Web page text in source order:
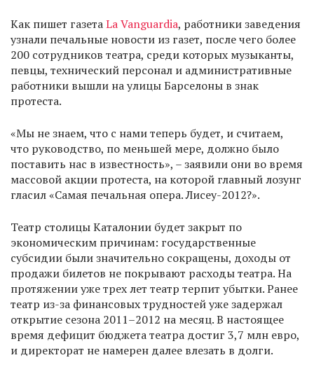
Как пишет газетаLa Vanguardia, работники заведения
узнали печальные новости из газет, после чего более
200 сотрудников театра, среди которых музыканты,
певцы, технический персонал и административные
работники вышли на улицы Барселоны в знак
протеста.
«Мы не знаем, что с нами теперь будет, и считаем,
что руководство, по меньшей мере, должно было
поставить нас в известность», – заявили они во время
массовой акции протеста, на которой главный лозунг
гласил «Самая печальная опера. Лисеу-2012?».
Театр столицы Каталонии будет закрыт по
экономическим причинам: государственные
субсидии были значительно сокращены, доходы от
продажи билетов не покрывают расходы театра. На
протяжении уже трех лет театр терпит убытки. Ранее
театр из-за финансовых трудностей уже задержал
открытие сезона 2011–2012 на месяц. В настоящее
время дефицит бюджета театра достиг 3,7 млн евро,
и директорат не намерен далее влезать в долги.